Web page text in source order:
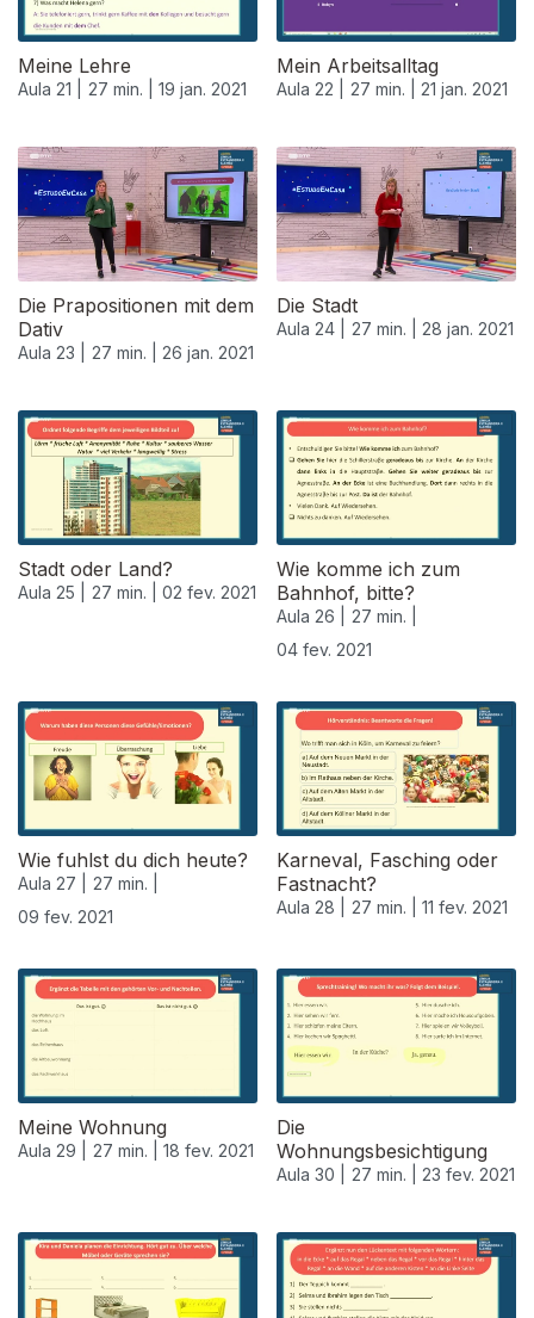
Meine Lehre
Aula 21 | 27 min. | 19 jan. 2021
Mein Arbeitsalltag
Aula 22 | 27 min. | 21 jan. 2021
Die Prapositionen mit dem
Dativ
Aula 23 | 27 min. | 26 jan. 2021
Die Stadt
Aula 24 | 27 min. | 28 jan. 2021
520671
Stadt oder Land?
Aula 25 | 27 min. | 02 fev. 2021
Wie komme ich zum
Bahnhof, bitte?
Aula 26 |
27 min. |
04 fev. 2021
Wie fuhlst du dich heute?
Aula 27 |
27 min. |
09 fev. 2021
Karneval, Fasching oder
Fastnacht?
Aula 28 | 27 min. | 11 fev. 2021
Meine Wohnung
Aula 29 | 27 min. | 18 fev. 2021
Die
Wohnungsbesichtigung
Aula 30 | 27 min. | 23 fev. 2021